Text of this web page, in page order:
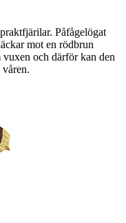
Påfågelögat
mot en rödbrun
och därför kan den